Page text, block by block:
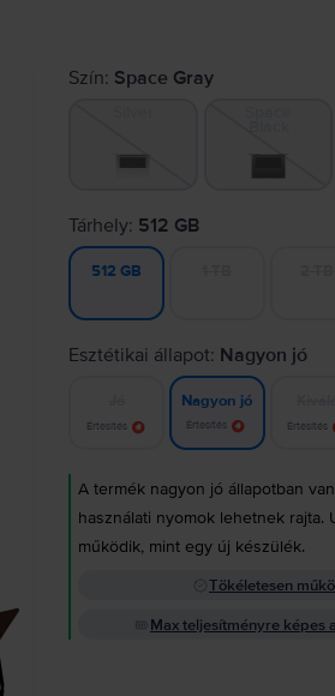
Szín: Space Gray
Tárhely: 512 GB
512 GB
Esztétikai állapot: Nagyon jó
Értesítés
Nagyon jó
Értesítés Értesítés
A termék nagyon jó állapotban
használati nyomok lehetnek rajta.
működik, mint egy új készülék.
Tökéletesen
Max teljesítményre képes